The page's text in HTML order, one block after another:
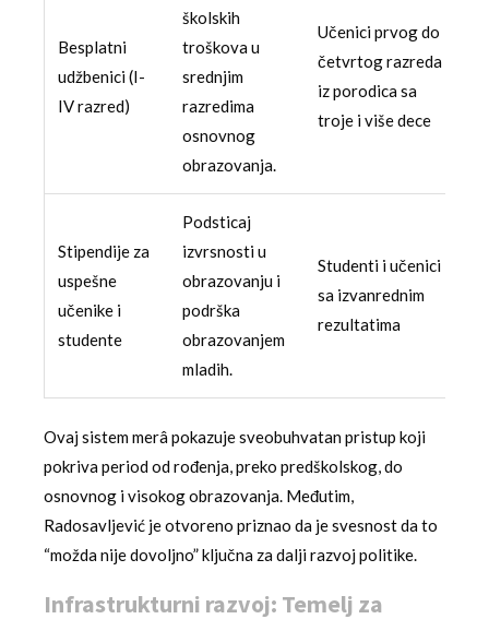
Besplatni
udžbenici (I-
IV razred)
školskih
troškova u
srednjim
razredima
osnovnog
obrazovanja.
Učenici prvog do
četvrtog razreda
iz porodica sa
troje i više dece
Stipendije za
uspešne
učenike i
studente
Podsticaj
izvrsnosti u
obrazovanju i
podrška
obrazovanjem
mladih.
Studenti i učenici
sa izvanrednim
rezultatima
Ovaj sistem merâ pokazuje sveobuhvatan pristup koji
pokriva period od rođenja, preko predškolskog, do
osnovnog i visokog obrazovanja. Međutim,
Radosavljević je otvoreno priznao da je svesnost da to
“možda nije dovoljno” ključna za dalji razvoj politike.
Infrastrukturni razvoj: Temelj za